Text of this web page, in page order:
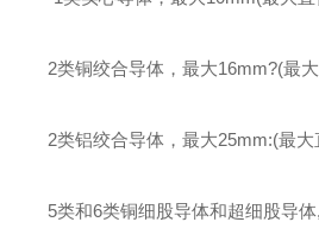
2类铜绞合导体，最大16mm?(最
2类铝绞合导体，最大25mm:(最
5类和6类铜细股导体和超细股导